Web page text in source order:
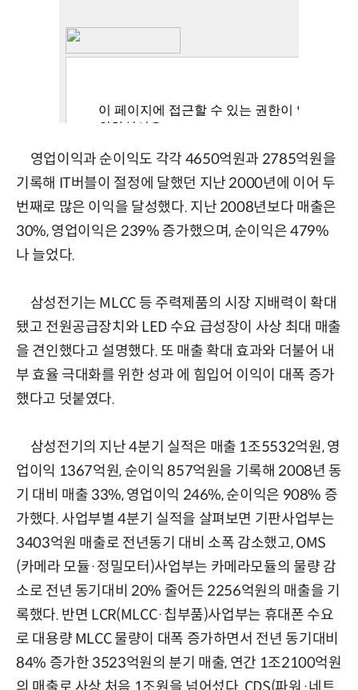
영업이익과 순이익도 각각 4650억원과 2785억원을
기록해 IT버블이 절정에 달했던 지난 2000년에 이어 두
번째로 많은 이익을 달성했다. 지난 2008년보다 매출은
30%, 영업이익은 239% 증가했으며, 순이익은 479%
나 늘었다.
삼성전기는 MLCC 등 주력제품의 시장 지배력이 확대
됐고 전원공급장치와 LED 수요 급성장이 사상 최대 매출
을 견인했다고 설명했다. 또 매출 확대 효과와 더불어 내
부 효율 극대화를 위한 성과 에 힘입어 이익이 대폭 증가
했다고 덧붙였다.
삼성전기의 지난 4분기 실적은 매출 1조5532억원, 영
업이익 1367억원, 순이익 857억원을 기록해 2008년 동
기 대비 매출 33%, 영업이익 246%, 순이익은 908% 증
가했다. 사업부별 4분기 실적을 살펴보면 기판사업부는
3403억원 매출로 전년동기 대비 소폭 감소했고, OMS
(카메라 모듈·정밀모터)사업부는 카메라모듈의 물량 감
소로 전년 동기대비 20% 줄어든 2256억원의 매출을 기
록했다. 반면 LCR(MLCC·칩부품)사업부는 휴대폰 수요
로 대용량 MLCC 물량이 대폭 증가하면서 전년 동기대비
84% 증가한 3523억원의 분기 매출, 연간 1조2100억원